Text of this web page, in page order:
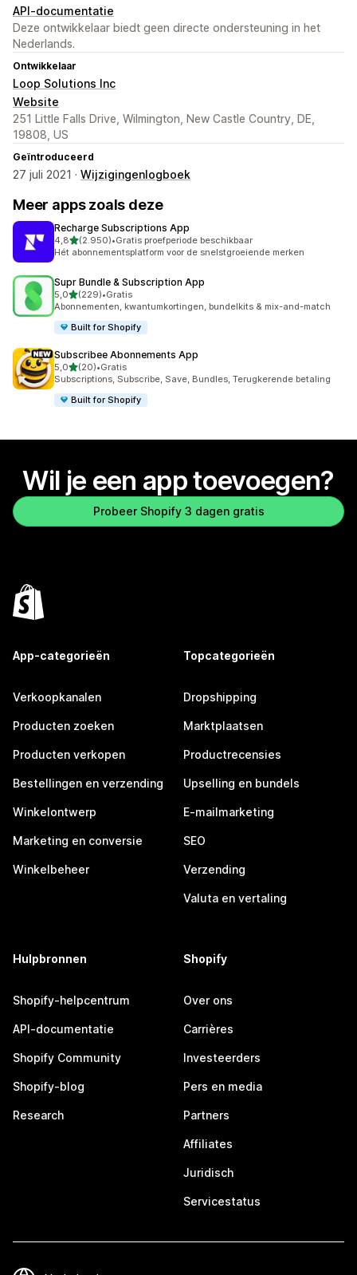
API-documentatie
Deze ontwikkelaar biedt geen directe ondersteuning in het
Nederlands.
Ontwikkelaar
Loop Solutions Inc
Website
251 Little Falls Drive, Wilmington, New Castle Country, DE,
19808, US
Geïntroduceerd
27 juli 2021 · Wijzigingenlogboek
Meer apps zoals deze
Recharge Subscriptions App
4,8van 5 sterren
(2.950)
2950 recensies in totaal
•Gratis proefperiode beschikbaar
Hét abonnementsplatform voor de snelstgroeiende merken
Supr Bundle & Subscription App
5,0van 5 sterren
(229)
229 recensies in totaal
•Gratis
Abonnementen, kwantumkortingen, bundelkits & mix-and-match
Built for Shopify
Subscribee Abonnements App
5,0van 5 sterren
(20)
20 recensies in totaal
•Gratis
Subscriptions, Subscribe, Save, Bundles, Terugkerende betaling
Built for Shopify
Wil je een app toevoegen?
Probeer Shopify 3 dagen gratis
App-categorieën
Verkoopkanalen
Producten zoeken
Producten verkopen
Bestellingen en verzending
Winkelontwerp
Marketing en conversie
Winkelbeheer
Topcategorieën
Dropshipping
Marktplaatsen
Productrecensies
Upselling en bundels
E-mailmarketing
SEO
Verzending
Valuta en vertaling
Hulpbronnen
Shopify-helpcentrum
API-documentatie
Shopify Community
Shopify-blog
Research
Shopify
Over ons
Carrières
Investeerders
Pers en media
Partners
Affiliates
Juridisch
Servicestatus